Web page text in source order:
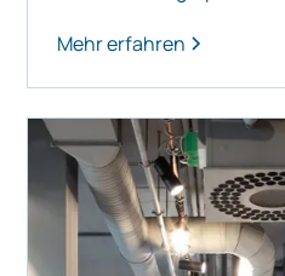
Mehr erfahren